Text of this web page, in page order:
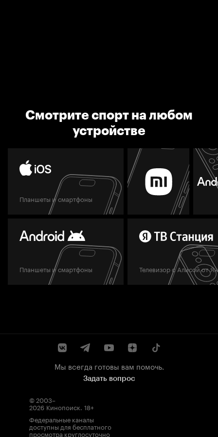
Смотрите спорт на любом
устройстве
Планшеты и смартфоны
Планшеты и смартфоны Телевизор с Алисой от
Мы всегда готовы вам помочь.
Задать вопрос
© 2003–
2026 Кинопоиск. 18+
Федеральные каналы
доступны для бесплатного
просмотра круглосуточно